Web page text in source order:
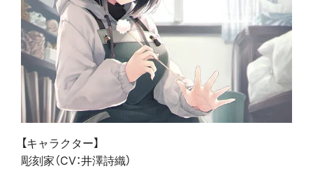
【キャラクター】
彫刻家（CV：井澤詩織）